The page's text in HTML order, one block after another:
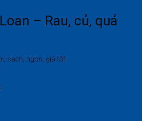
– Rau, củ, quả
sạch, ngon, giá tốt.